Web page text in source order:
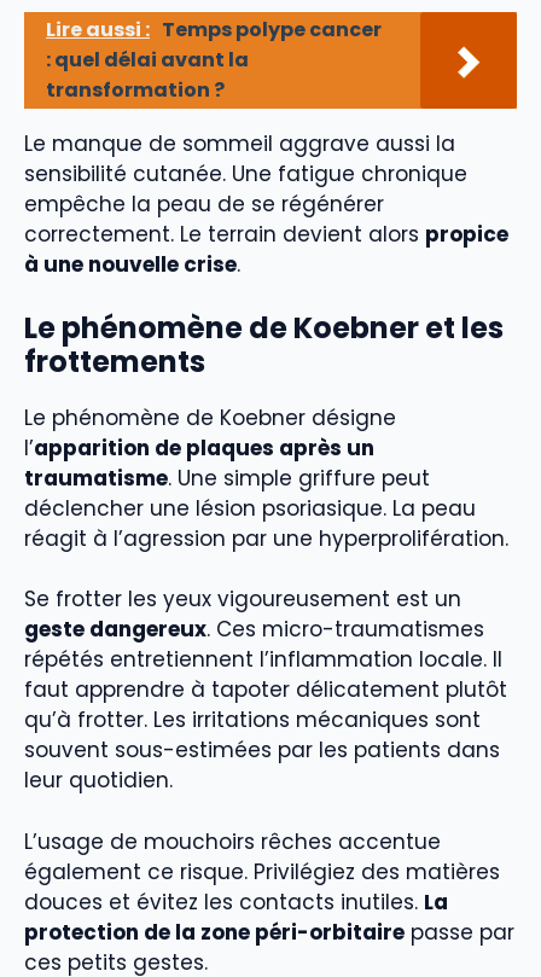
Lire aussi : Temps polype cancer
: quel délai avant la
transformation ?
Le manque de sommeil aggrave aussi la
sensibilité cutanée. Une fatigue chronique
empêche la peau de se régénérer
correctement. Le terrain devient alors propice
à une nouvelle crise.
Le phénomène de Koebner et les
frottements
Le phénomène de Koebner désigne
l’apparition de plaques après un
traumatisme. Une simple griffure peut
déclencher une lésion psoriasique. La peau
réagit à l’agression par une hyperprolifération.
Se frotter les yeux vigoureusement est un
geste dangereux. Ces micro-traumatismes
répétés entretiennent l’inflammation locale. Il
faut apprendre à tapoter délicatement plutôt
qu’à frotter. Les irritations mécaniques sont
souvent sous-estimées par les patients dans
leur quotidien.
L’usage de mouchoirs rêches accentue
également ce risque. Privilégiez des matières
douces et évitez les contacts inutiles. La
protection de la zone péri-orbitaire passe par
ces petits gestes.